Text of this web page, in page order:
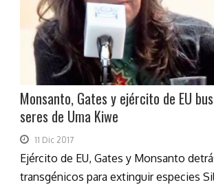
Monsanto, Gates y ejército de EU
seres de Uma Kiwe
11 Dic 2017
Ejército de EU, Gates y Monsanto
transgénicos para extinguir especies